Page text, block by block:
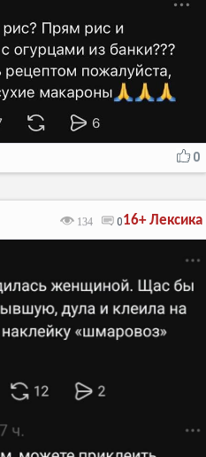
0
Лексика
16+
134 0